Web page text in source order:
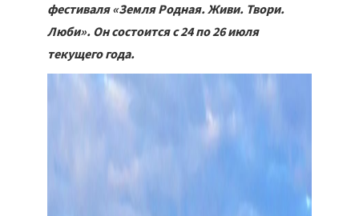
фестиваля «Земля Родная. Живи. Твори.
Люби». Он состоится с 24 по 26 июля
текущего года.